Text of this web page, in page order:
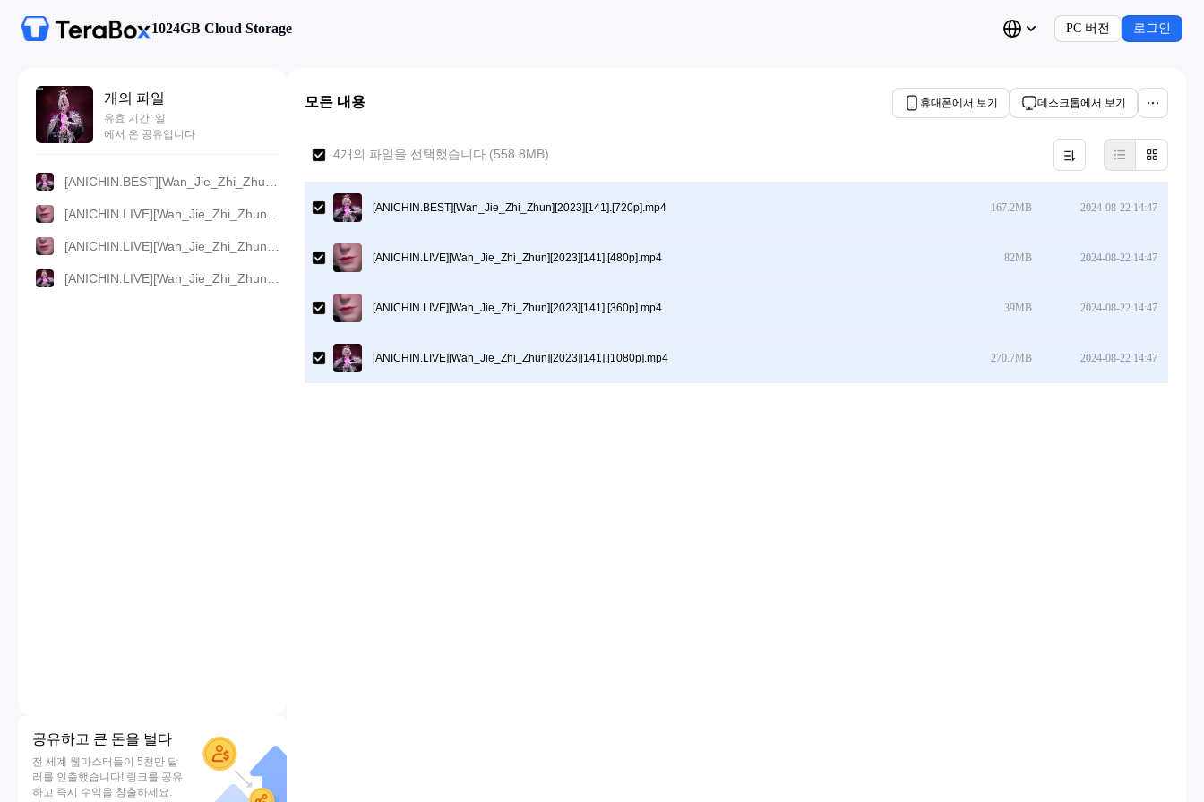
1024GB Cloud Storage PC 버전 로그인
개의 파일
유효 기간: 일
에서 온 공유입니다
공유하고 큰 돈을 벌다
전 세계 웹마스터들이 5천만 달
러를 인출했습니다! 링크를 공유
하고 즉시 수익을 창출하세요.
모든 내용 휴대폰에서 보기 데스크톱에서 보기
4개의 파일을 선택했습니다 (558.8MB)
[ANICHIN.BEST][Wan_Jie_Zhi_Zhun][2023][141].[720p].mp4 167.2MB 2024-08-22 14:47
[ANICHIN.LIVE][Wan_Jie_Zhi_Zhun][2023][141].[480p].mp4 82MB 2024-08-22 14:47
[ANICHIN.LIVE][Wan_Jie_Zhi_Zhun][2023][141].[360p].mp4 39MB 2024-08-22 14:47
[ANICHIN.LIVE][Wan_Jie_Zhi_Zhun][2023][141].[1080p].mp4 270.7MB 2024-08-22 14:47